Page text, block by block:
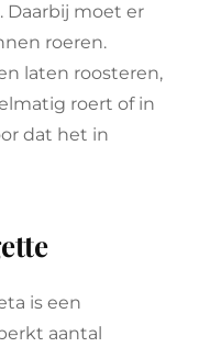
Daarbij moet er
roeren.
laten roosteren,
roert of in
dat het in
is een
aantal